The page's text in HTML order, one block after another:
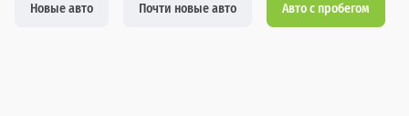
Новые авто Почти новые авто Авто с пробегом